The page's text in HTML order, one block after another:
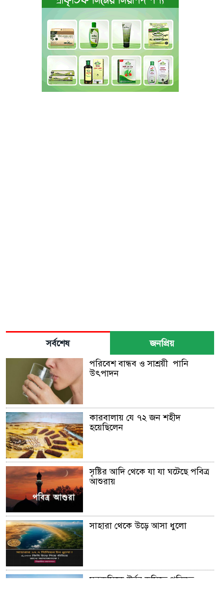
সর্বশেষ
জনপ্রিয়
পরিবেশ বান্ধব ও সাশ্রয়ী পানি
উৎপাদন
কারবালায় যে ৭২ জন শহীদ
হয়েছিলেন
সৃষ্টির আদি থেকে যা যা ঘটেছে পবিত্র
আশুরায়
সাহারা থেকে উড়ে আসা ধুলো
মরুভূমিকে উর্বর ভূমিতে পরিনত